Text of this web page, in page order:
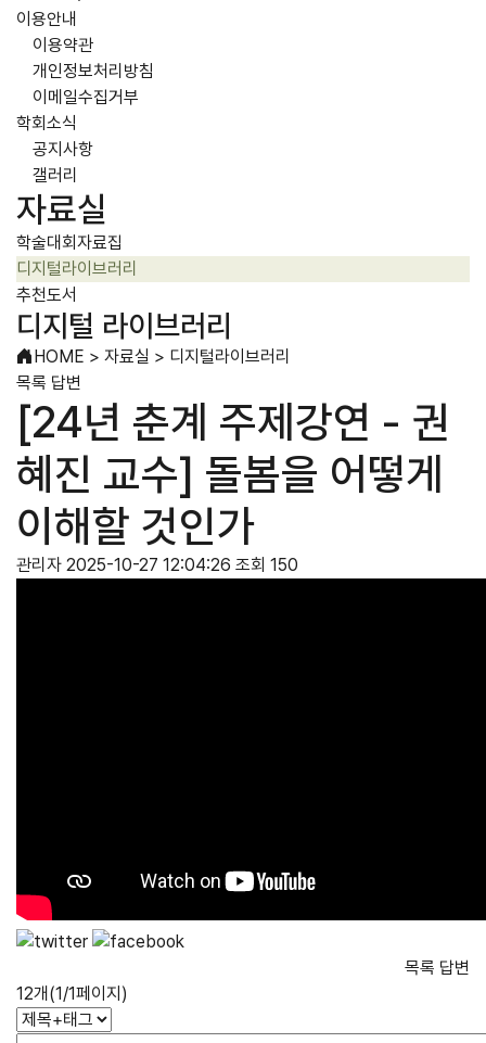
이용안내
이용약관
개인정보처리방침
이메일수집거부
학회소식
공지사항
갤러리
자료실
학술대회자료집
디지털라이브러리
추천도서
디지털 라이브러리
HOME > 자료실 > 디지털라이브러리
목록 답변
[24년 춘계 주제강연 - 권
혜진 교수] 돌봄을 어떻게
이해할 것인가
관리자 2025-10-27 12:04:26 조회 150
목록 답변
12개(1/1페이지)